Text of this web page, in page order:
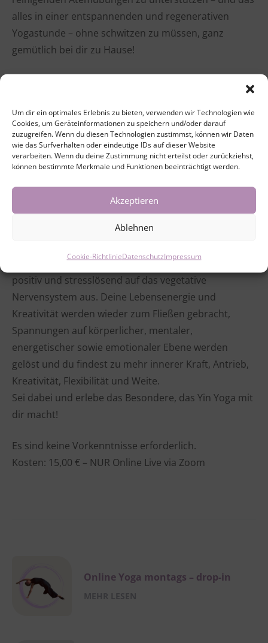
Um dir ein optimales Erlebnis zu bieten, verwenden wir Technologien wie
Cookies, um Geräteinformationen zu speichern und/oder darauf
zuzugreifen. Wenn du diesen Technologien zustimmst, können wir Daten
wie das Surfverhalten oder eindeutige IDs auf dieser Website
verarbeiten. Wenn du deine Zustimmung nicht erteilst oder zurückziehst,
können bestimmte Merkmale und Funktionen beeinträchtigt werden.
Akzeptieren
Ablehnen
Cookie-RichtlinieDatenschutzImpressum
alles in einer entspannenden und regenerativen
Yogastunde – ohne schwitzen zu müssen, ganz
gemütlich bei dir zu Hause!
dich mit der ausdehnenden und aufstrebenden
Qualität des Frühlings zu verbinden. Ist unsere
Energie im Fluss, fühlen wir uns gesund, kraftvoll,
frisch und voller Tatendrang und Kreativität.
Indem du über mehrere Minuten in verschiedenen
Positionen möglichst entspannt verweilst, dehnst du
nicht nur Sehnen, Bänder, Gelenke und Faszien im
und öffnest deinen Brustraum. Yin Yoga wirkt sich
positiv und stresslösend auf das vegetative
Nervensystem aus. Deine Lebensenergie und
Kreativität werden wieder zum Fließen gebracht,
Spannungen auf körperlicher, mentaler,
energetischer sowie emotionaler Ebene werden
gelöst und du findest zu mehr innerer Kraft, Antrieb,
Kreativität, Flexibilität und Weite.
Sei dabei und erlebe das Besondere, das Yin Yoga mit
dir macht!
Es sind keine Vorkenntnisse erforderlich.
Kosten: 15,00 € – NUR Online Live via Zoom
Online Yoga montags – drop-in